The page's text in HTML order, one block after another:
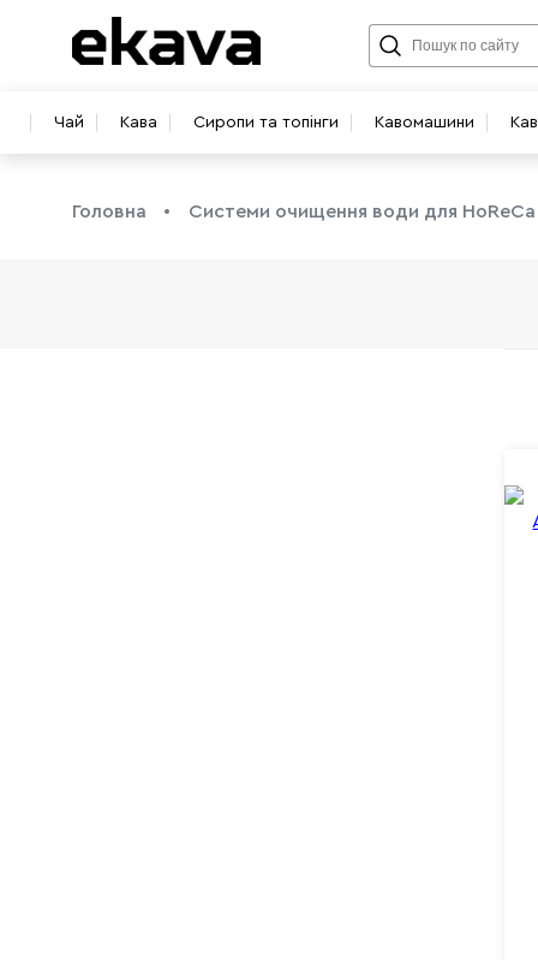
Чай Кава Сиропи та топінги Кавомашини
Головна Системи очищення води для HoReCa